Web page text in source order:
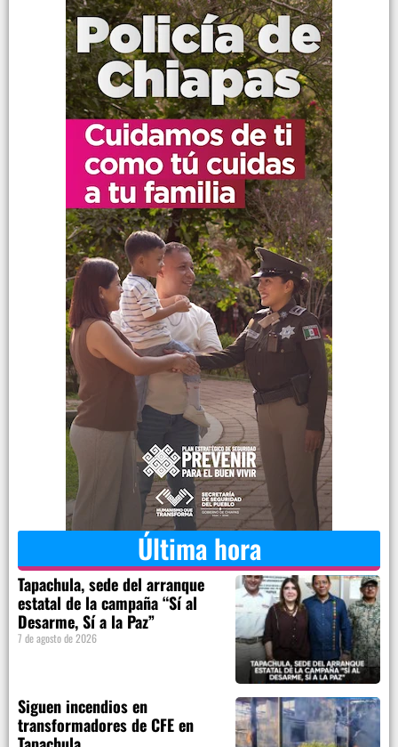
Última hora
Tapachula, sede del arranque
estatal de la campaña “Sí al
Desarme, Sí a la Paz”
7 de agosto de 2026
Siguen incendios en
transformadores de CFE en